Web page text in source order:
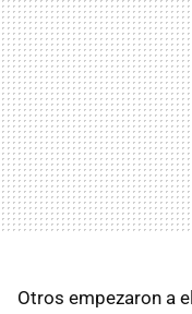
Otros empezaron a